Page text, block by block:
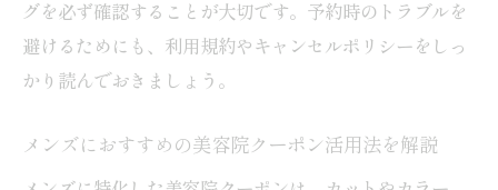
グを必ず確認することが大切です。予約時のトラブルを
避けるためにも、利用規約やキャンセルポリシーをしっ
かり読んでおきましょう。
メンズにおすすめの美容院クーポン活用法を解説